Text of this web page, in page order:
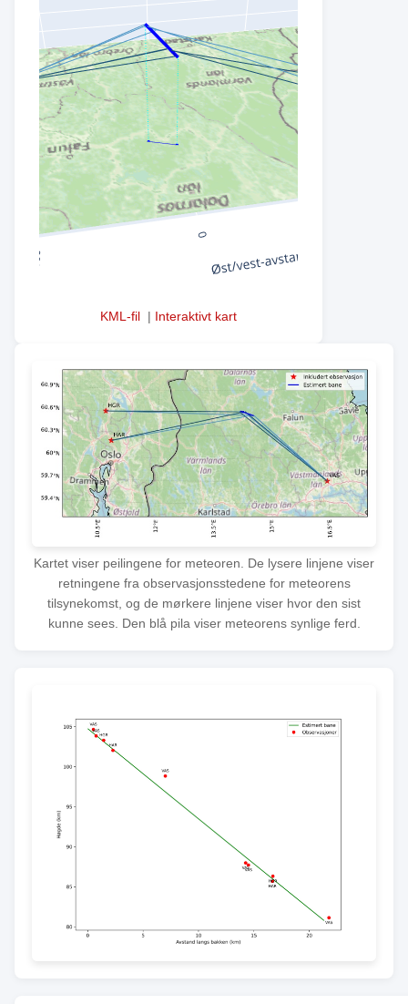
KML-fil | Interaktivt kart
Kartet viser peilingene for meteoren. De lysere linjene viser
retningene fra observasjonsstedene for meteorens
tilsynekomst, og de mørkere linjene viser hvor den sist
kunne sees. Den blå pila viser meteorens synlige ferd.